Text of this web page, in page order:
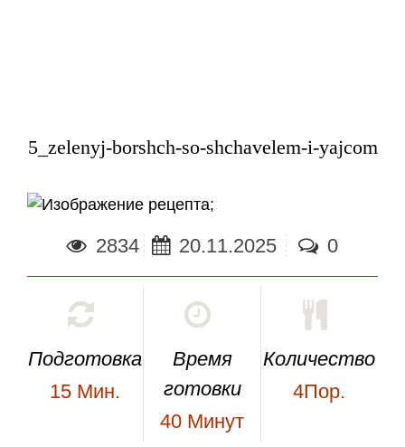
5_zelenyj-borshch-so-shchavelem-i-yajcom
;
2834 20.11.2025 0
Подготовка
15 Мин.
Время
готовки
40 Минут
Количество
4Пор.